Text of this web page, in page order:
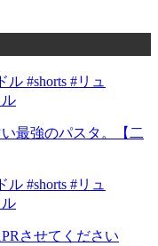
最強のパスタ。【二
させてください